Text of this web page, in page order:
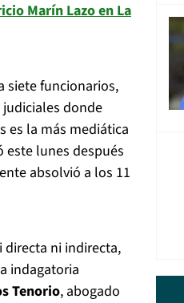
Marín Lazo en La
siete funcionarios,
judiciales donde
es la más mediática
este lunes después
absolvió a los 11
directa ni indirecta,
indagatoria
Tenorio, abogado